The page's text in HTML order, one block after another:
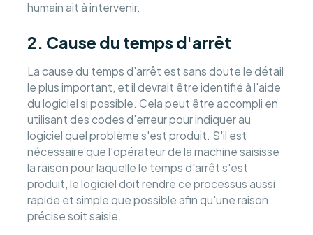
humain ait à intervenir.
2. Cause du temps d'arrêt
La cause du temps d'arrêt est sans doute le détail
le plus important, et il devrait être identifié à l'aide
du logiciel si possible. Cela peut être accompli en
utilisant des codes d'erreur pour indiquer au
logiciel quel problème s'est produit. S'il est
nécessaire que l'opérateur de la machine saisisse
la raison pour laquelle le temps d'arrêt s'est
produit, le logiciel doit rendre ce processus aussi
rapide et simple que possible afin qu'une raison
précise soit saisie.